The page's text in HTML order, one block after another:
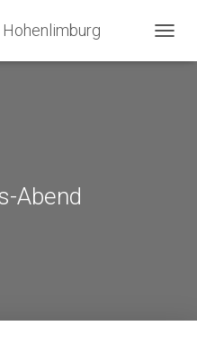
Abend